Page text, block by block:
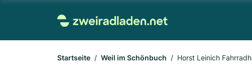
Startseite Weil im Schönbuch Horst Leinich